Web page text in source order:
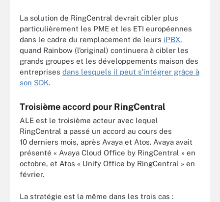
La solution de RingCentral devrait cibler plus
particulièrement les PME et les ETI européennes
dans le cadre du remplacement de leurs iPBX,
quand Rainbow (l’original) continuera à cibler les
grands groupes et les développements maison des
entreprises dans lesquels il peut s’intégrer grâce à
son SDK.
Troisième accord pour RingCentral
ALE est le troisième acteur avec lequel
RingCentral a passé un accord au cours des
10 derniers mois, après Avaya et Atos. Avaya avait
présenté « Avaya Cloud Office by RingCentral » en
octobre, et Atos « Unify Office by RingCentral » en
février.
La stratégie est la même dans les trois cas :